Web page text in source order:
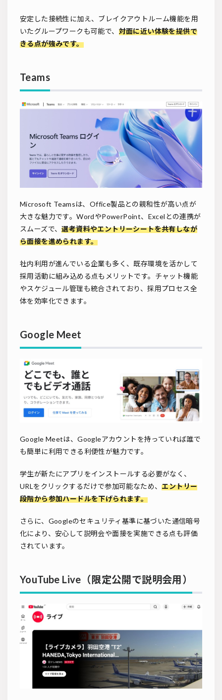
安定した接続性に加え、ブレイクアウトルーム機能を用
いたグループワークも可能で、 対面に近い体験を提供で
きる点が強みです。
Teams
Microsoft Teamsは、Office製品との親和性が高い点が
大きな魅力です。WordやPowerPoint、Excelとの連携が
スムーズで、選考資料やエントリーシートを共有しなが
ら面接を進められます。
社内利用が進んでいる企業も多く、既存環境を活かして
採用活動に組み込める点もメリットです。チャット機能
やスケジュール管理も統合されており、採用プロセス全
体を効率化できます。
Google Meet
Google Meetは、Googleアカウントを持っていれば誰で
も簡単に利用できる利便性が魅力です。
学生が新たにアプリをインストールする必要がなく、
URLをクリックするだけで参加可能なため、エントリー
段階から参加ハードルを下げられます。
さらに、Googleのセキュリティ基準に基づいた通信暗号
化により、安心して説明会や面接を実施できる点も評価
されています。
YouTube Live（限定公開で説明会用）